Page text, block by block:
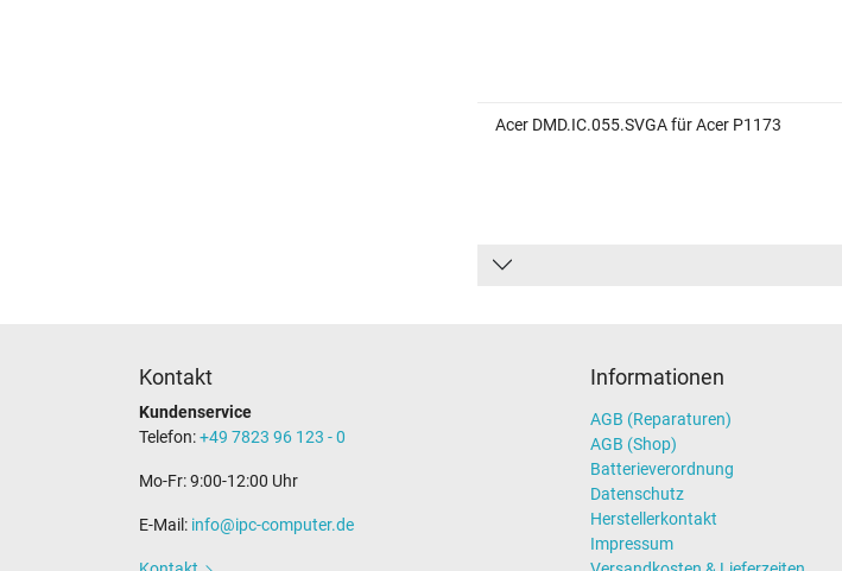
Acer DMD.IC.055.SVGA für Acer P1173
Kontakt
Kundenservice
Telefon:+49 7823 96 123 - 0
Mo-Fr: 9:00-12:00 Uhr
E-Mail: info@ipc-computer.de
Informationen
AGB (Reparaturen)
AGB (Shop)
Batterieverordnung
Datenschutz
Herstellerkontakt
Impressum